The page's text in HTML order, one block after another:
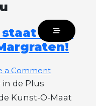
in de
a Comment
in de Plus
Kunst-O-Maat